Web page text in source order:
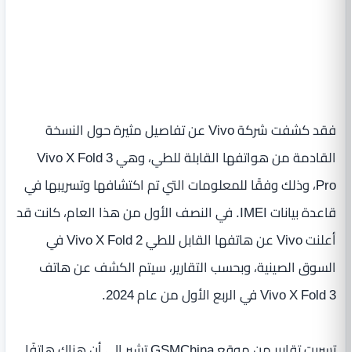
فقد كشفت شركة Vivo عن تفاصيل مثيرة حول النسخة
القادمة من هواتفها القابلة للطي، وهي Vivo X Fold 3
Pro، وذلك وفقًا للمعلومات التي تم اكتشافها وتسريبها في
قاعدة بيانات IMEI. في النصف الأول من هذا العام، كانت قد
أعلنت Vivo عن هاتفها القابل للطي Vivo X Fold 2 في
السوق الصينية، وبحسب التقارير، سيتم الكشف عن هاتف
Vivo X Fold 3 في الربع الأول من عام 2024.